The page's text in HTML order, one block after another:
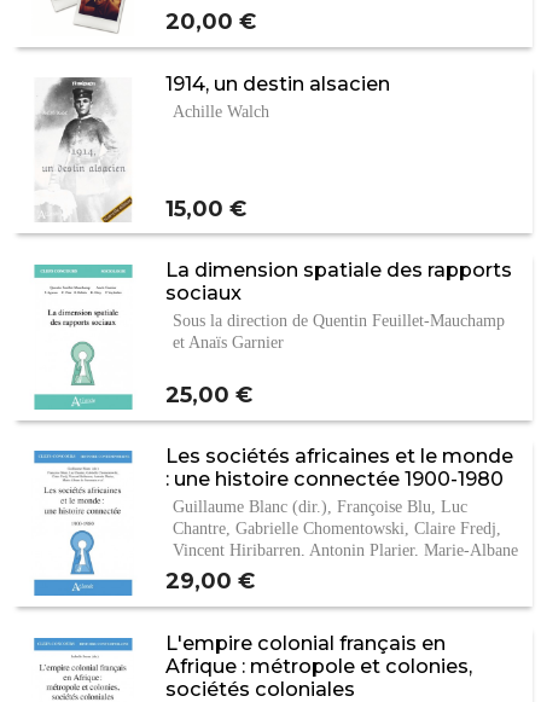
Prix
20,00 €
1914, un destin alsacien
Achille Walch
Prix
15,00 €
La dimension spatiale des rapports
sociaux
Sous la direction de Quentin Feuillet-Mauchamp
et Anaïs Garnier
Prix
25,00 €
Les sociétés africaines et le monde
: une histoire connectée 1900-1980
Guillaume Blanc (dir.), Françoise Blu, Luc
Chantre, Gabrielle Chomentowski, Claire Fredj,
Vincent Hiribarren, Antonin Plarier, Marie-Albane
de…
Prix
29,00 €
L'empire colonial français en
Afrique : métropole et colonies,
sociétés coloniales